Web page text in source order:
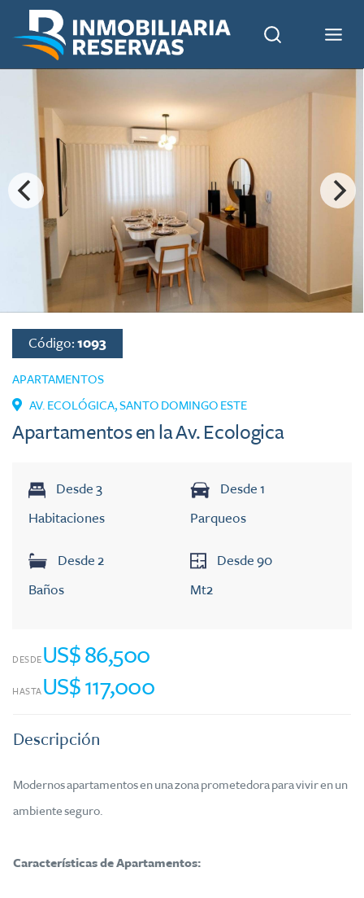
Código: 1093
APARTAMENTOS
AV. ECOLÓGICA,SANTO DOMINGO ESTE
Apartamentos en la Av. Ecologica
Desde3
Habitaciones
Desde 2
Baños
Desde1
Parqueos
Desde 90
Mt2
DESDE US$ 86,500
HASTA US$ 117,000
Descripción
Modernos apartamentos en una zona prometedora para vivir en un
ambiente seguro.
Características de Apartamentos: